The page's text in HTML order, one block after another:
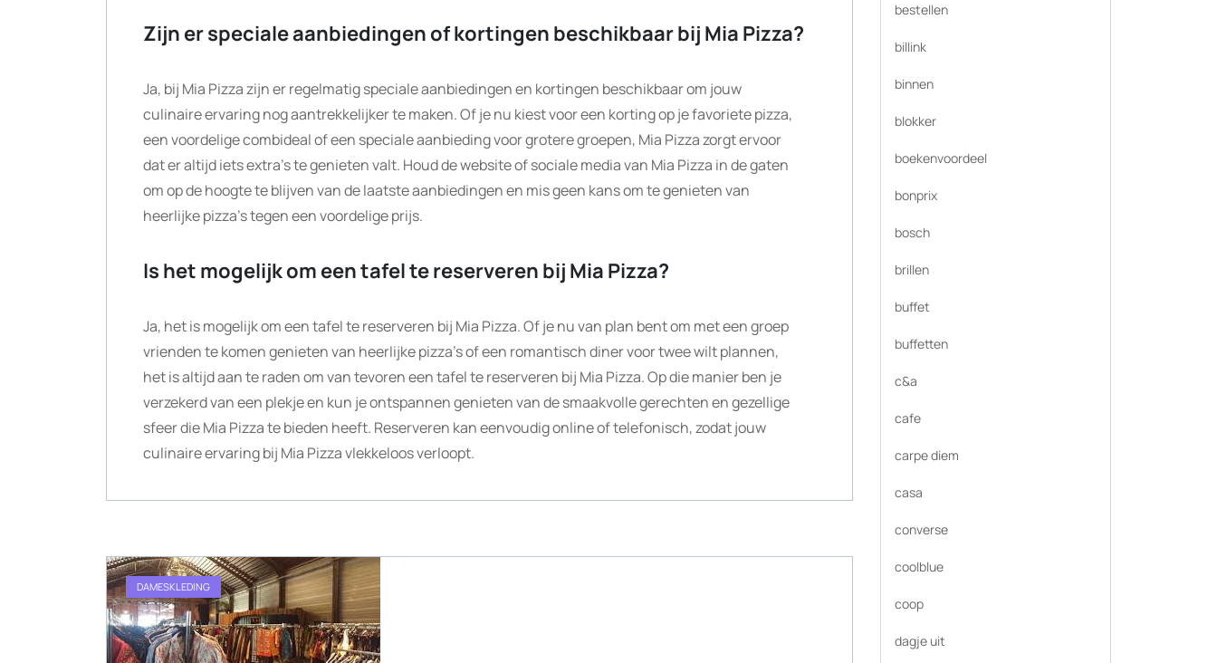
Zijn er speciale aanbiedingen of kortingen beschikbaar bij Mia Pizza?
Ja, bij Mia Pizza zijn er regelmatig speciale aanbiedingen en kortingen beschikbaar om jouw
culinaire ervaring nog aantrekkelijker te maken. Of je nu kiest voor een korting op je favoriete pizza,
een voordelige combideal of een speciale aanbieding voor grotere groepen, Mia Pizza zorgt ervoor
dat er altijd iets extra’s te genieten valt. Houd de website of sociale media van Mia Pizza in de gaten
om op de hoogte te blijven van de laatste aanbiedingen en mis geen kans om te genieten van
heerlijke pizza’s tegen een voordelige prijs.
Is het mogelijk om een tafel te reserveren bij Mia Pizza?
Ja, het is mogelijk om een tafel te reserveren bij Mia Pizza. Of je nu van plan bent om met een groep
vrienden te komen genieten van heerlijke pizza’s of een romantisch diner voor twee wilt plannen,
het is altijd aan te raden om van tevoren een tafel te reserveren bij Mia Pizza. Op die manier ben je
verzekerd van een plekje en kun je ontspannen genieten van de smaakvolle gerechten en gezellige
sfeer die Mia Pizza te bieden heeft. Reserveren kan eenvoudig online of telefonisch, zodat jouw
culinaire ervaring bij Mia Pizza vlekkeloos verloopt.
DAMESKLEDING
bestellen
billink
binnen
blokker
boekenvoordeel
bonprix
bosch
brillen
buffet
buffetten
c&a
cafe
carpe diem
casa
converse
coolblue
coop
dagje uit